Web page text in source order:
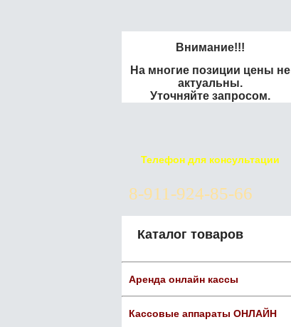
Внимание!!!
На многие позиции цены не
актуальны.
Уточняйте запросом.
Телефон для консультации
8-911-924-85-66
Каталог товаров
Аренда онлайн кассы
Кассовые аппараты ОНЛАЙН